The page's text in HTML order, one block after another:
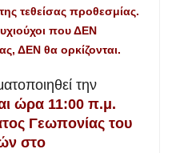
τεθείσας προθεσμίας.
που ΔΕΝ
ΔΕΝ θα ορκίζονται.
την
ώρα 11:00 π.μ.
Γεωπονίας του
στο